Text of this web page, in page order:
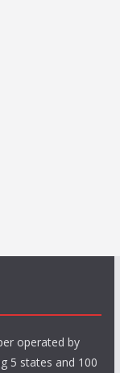
operated by
5 states and 100